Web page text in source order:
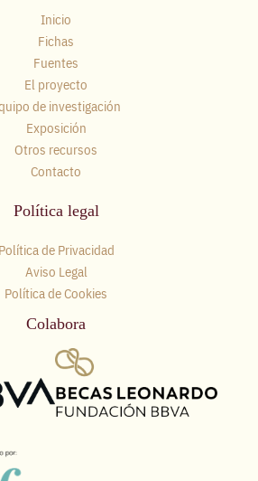
Inicio
Fichas
Fuentes
El proyecto
de investigación
Exposición
Otros recursos
Contacto
Política legal
Política de Privacidad
Aviso Legal
Política de Cookies
Colabora